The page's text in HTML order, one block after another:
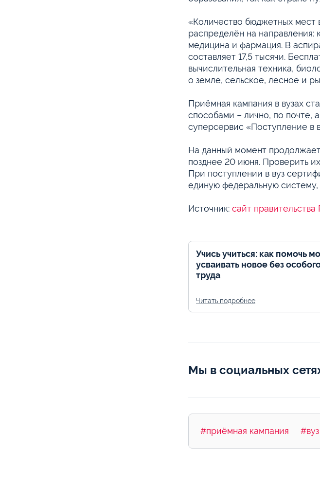
«Количество бюджетных мест
распределён на направления:
медицина и фармация. В
составляет 17,5 тысячи.
вычислительная техника,
о земле, сельское, лесное и
Приёмная кампания в вузах
способами – лично, по почте,
суперсервис «Поступление в
На данный момент
позднее 20 июня. Проверить
При поступлении в вуз
единую федеральную систему,
Источник: сайт правительства
Учись учиться: как помочь
усваивать новое без
труда
Читать подробнее
Мы в социальных
#приёмная кампания #вуз